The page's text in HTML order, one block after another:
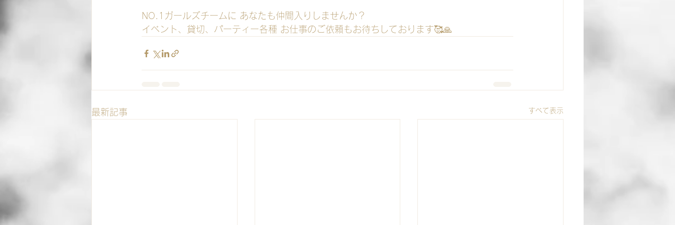
NO.1ガールズチームに あなたも仲間入りしませんか？
イベント、貸切、パーティー各種 お仕事のご依頼もお待ちしております🥰🙏
最新記事 すべて表示